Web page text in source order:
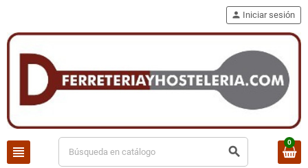
view_headline search
person Iniciar sesión
0